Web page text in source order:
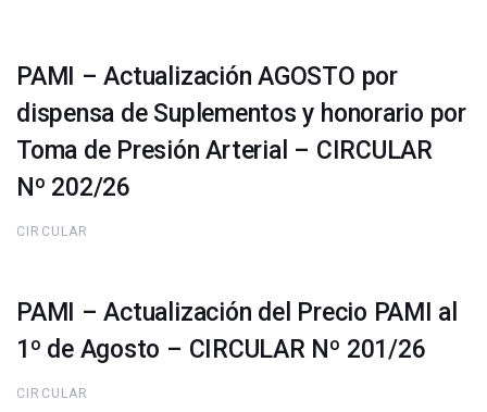
PAMI – Actualización AGOSTO por
dispensa de Suplementos y honorario por
Toma de Presión Arterial – CIRCULAR
Nº 202/26
CIRCULAR
PAMI – Actualización del Precio PAMI al
1º de Agosto – CIRCULAR Nº 201/26
CIRCULAR